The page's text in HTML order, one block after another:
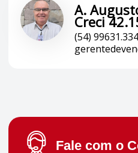
A.
Creci
(54)
Fale com o